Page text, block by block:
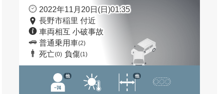
2022年11月20日(日)01:35
長野市稲里 付近
車両相互 小破事故
普通乗用車(2)
死亡(0) 負傷(1)
他 他